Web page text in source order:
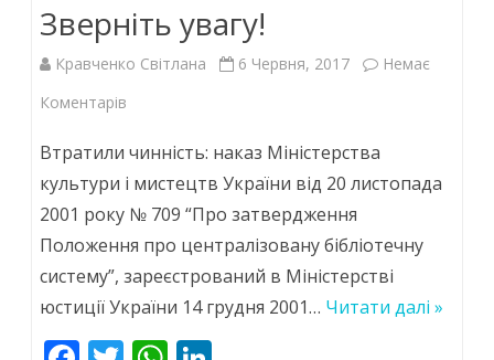
o
k
p
p
n
Зверніть увагу!
Кравченко Світлана 6 Червня, 2017
Немає
Коментарів
увагу!
Втратили чинність: наказ Міністерства
культури і мистецтв України від 20 листопада
2001 року № 709 “Про затвердження
Положення про централізовану бібліотечну
систему”, зареєстрований в Міністерстві
юстиції України 14 грудня 2001… Читати далі »